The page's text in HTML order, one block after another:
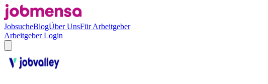
JobsucheBlogÜber UnsFür Arbeitgeber
Arbeitgeber Login